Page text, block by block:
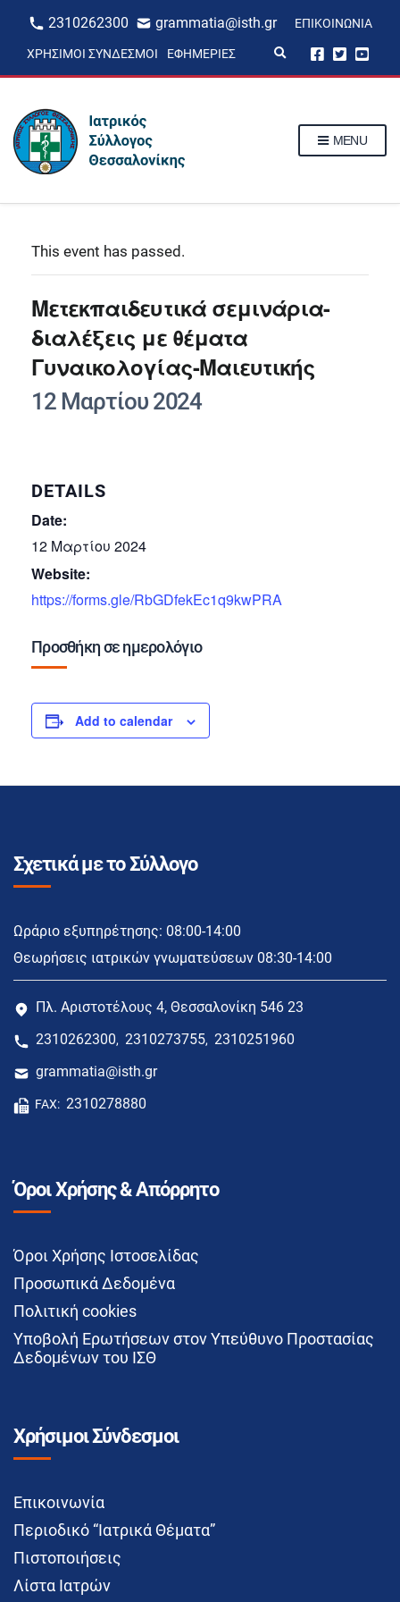
2310262300 grammatia@isth.gr ΕΠΙΚΟΙΝΩΝΊΑ
ΧΡΉΣΙΜΟΙ ΣΎΝΔΕΣΜΟΙ ΕΦΗΜΕΡΊΕΣ
p
MENU
This event has passed.
Μετεκπαιδευτικά σεμινάρια-
διαλέξεις με θέματα
Γυναικολογίας-Μαιευτικής
12 Μαρτίου 2024
DETAILS
Date:
12 Μαρτίου 2024
Website:
https://forms.gle/RbGDfekEc1q9kwPRA
Προσθήκη σε ημερολόγιο
Add to calendar
Σχετικά με το Σύλλογο
Ωράριο εξυπηρέτησης: 08:00-14:00
Θεωρήσεις ιατρικών γνωματεύσεων 08:30-14:00
Πλ. Αριστοτέλους 4, Θεσσαλονίκη 546 23
2310262300, 2310273755, 2310251960
grammatia@isth.gr
FAX: 2310278880
Όροι Χρήσης & Απόρρητο
Όροι Χρήσης Ιστοσελίδας
Προσωπικά Δεδομένα
Πολιτική cookies
Υποβολή Ερωτήσεων στον Υπεύθυνο Προστασίας
Δεδομένων του ΙΣΘ
Χρήσιμοι Σύνδεσμοι
Επικοινωνία
Περιοδικό “Ιατρικά Θέματα”
Πιστοποιήσεις
Λίστα Ιατρών